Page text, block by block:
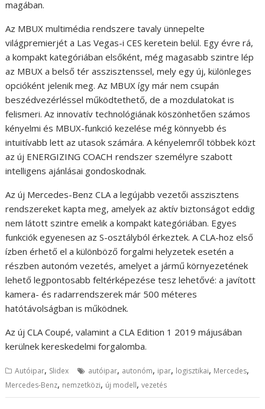
magában.
Az MBUX multimédia rendszere tavaly ünnepelte
világpremierjét a Las Vegas-i CES keretein belül. Egy évre rá,
a kompakt kategóriában elsőként, még magasabb szintre lép
az MBUX a belső tér asszisztenssel, mely egy új, különleges
opcióként jelenik meg. Az MBUX így már nem csupán
beszédvezérléssel működtethető, de a mozdulatokat is
felismeri. Az innovatív technológiának köszönhetően számos
kényelmi és MBUX-funkció kezelése még könnyebb és
intuitívabb lett az utasok számára. A kényelemről többek közt
az új ENERGIZING COACH rendszer személyre szabott
intelligens ajánlásai gondoskodnak.
Az új Mercedes-Benz CLA a legújabb vezetői asszisztens
rendszereket kapta meg, amelyek az aktív biztonságot eddig
nem látott szintre emelik a kompakt kategóriában. Egyes
funkciók egyenesen az S-osztályból érkeztek. A CLA-hoz első
ízben érhető el a különböző forgalmi helyzetek esetén a
részben autonóm vezetés, amelyet a jármű környezetének
lehető legpontosabb feltérképezése tesz lehetővé: a javított
kamera- és radarrendszerek már 500 méteres
hatótávolságban is működnek.
Az új CLA Coupé, valamint a CLA Edition 1 2019 májusában
kerülnek kereskedelmi forgalomba.
Autóipar, Slidex autóipar, autonóm, ipar, logisztikai, Mercedes,
Mercedes-Benz, nemzetközi, új modell,vezetés